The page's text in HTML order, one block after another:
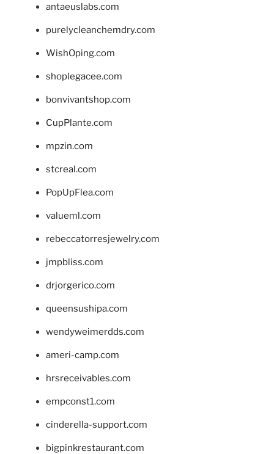
antaeuslabs.com
purelycleanchemdry.com
WishOping.com
shoplegacee.com
bonvivantshop.com
CupPlante.com
mpzin.com
stcreal.com
PopUpFlea.com
valueml.com
rebeccatorresjewelry.com
jmpbliss.com
drjorgerico.com
queensushipa.com
wendyweimerdds.com
ameri-camp.com
hrsreceivables.com
empconst1.com
cinderella-support.com
bigpinkrestaurant.com